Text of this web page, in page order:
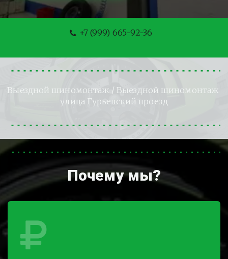
+7 (999) 665-92-36
Выездной шиномонтаж / Выездной шиномонтаж
улица Гурьевский проезд
Почему мы?